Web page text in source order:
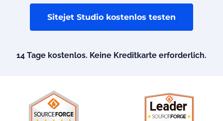
Sitejet Studio kostenlos testen
14 Tage kostenlos. Keine Kreditkarte erforderlich.